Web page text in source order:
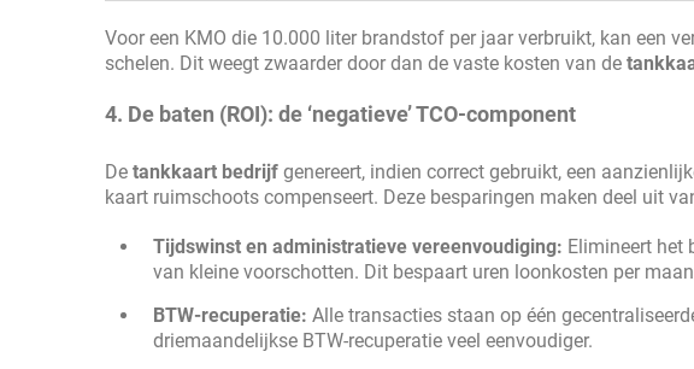
Voor een KMO die 10.000 liter brandstof per jaar verbruikt, kan een
schelen. Dit weegt zwaarder door dan de vaste kosten van de
4. De baten (ROI): de ‘negatieve’ TCO-component
De tankkaart bedrijf genereert, indien correct gebruikt, een
kaart ruimschoots compenseert. Deze besparingen maken deel uit
Tijdswinst en administratieve vereenvoudiging: Elimineert het
van kleine voorschotten. Dit bespaart uren loonkosten per
BTW-recuperatie: Alle transacties staan op één
driemaandelijkse BTW-recuperatie veel eenvoudiger.